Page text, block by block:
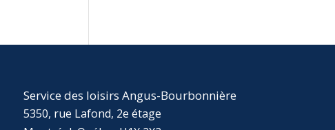
Service des loisirs Angus-Bourbonnière
5350, rue Lafond, 2e étage